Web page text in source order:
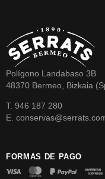
Polígono Landabaso 3B
48370 Bermeo, Bizkaia
T. 946 187 280
E.
FORMAS DE PAGO